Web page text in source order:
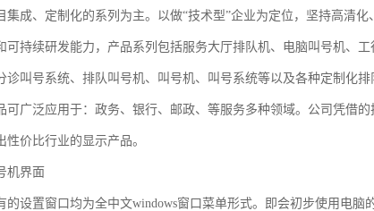
集成、定制化的系列为主。以做“技术型”企业为定位，坚持高清
可持续研发能力，产品系列包括服务大厅排队机、电脑叫号机、
诊叫号系统、排队叫号机、叫号机、叫号系统等以及各种定制化
可广泛应用于：政务、银行、邮政、等服务多种领域。公司凭借
性价比行业的显示产品。
机界面
的设置窗口均为全中文windows窗口菜单形式。即会初步使用电脑